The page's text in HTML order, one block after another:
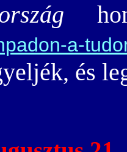
a-
és